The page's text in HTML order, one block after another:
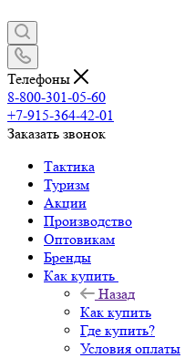
Телефоны
8-800-301-05-60
+7-915-364-42-01
Заказать звонок
Тактика
Туризм
Акции
Производство
Оптовикам
Бренды
Как купить
Назад
Как купить
Где купить?
Условия оплаты